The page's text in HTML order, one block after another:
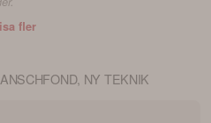
fler
NY TEKNIK